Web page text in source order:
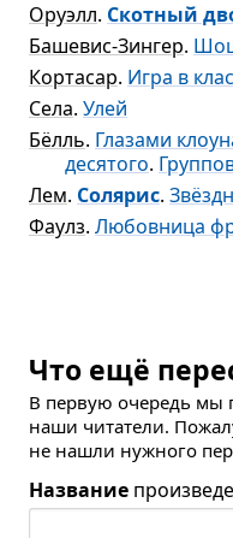
Оруэлл. Скотный
Башевис-Зингер.
Кортасар. Игра в
Села. Улей
Бёлль. Глазами
десятого.
Лем. Солярис.
Фаулз. Любовница
Что ещё
В первую очередь мы
наши читатели.
не нашли нужного
Название